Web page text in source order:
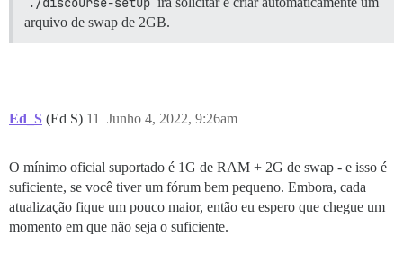
arquivo de swap de 2GB.
Ed_S (Ed S) Junho 4, 2022, 9:26am
11
O mínimo oficial suportado é 1G de RAM + 2G de swap - e isso é
suficiente, se você tiver um fórum bem pequeno. Embora, cada
atualização fique um pouco maior, então eu espero que chegue um
momento em que não seja o suficiente.